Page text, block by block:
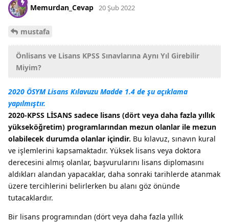
Memurdan_Cevap 20 Şub 2022
mustafa
Önlisans ve Lisans KPSS Sınavlarına Aynı Yıl Girebilir
Miyim?
2020 ÖSYM Lisans Kılavuzu Madde 1.4 de şu açıklama
yapılmıştır.
2020-KPSS LİSANS sadece lisans (dört veya daha fazla yıllık
yükseköğretim) programlarından mezun olanlar ile mezun
olabilecek durumda olanlar içindir. Bu kılavuz, sınavın kural
ve işlemlerini kapsamaktadır. Yüksek lisans veya doktora
derecesini almış olanlar, başvurularını lisans diplomasını
aldıkları alandan yapacaklar, daha sonraki tarihlerde atanmak
üzere tercihlerini belirlerken bu alanı göz önünde
tutacaklardır.
Bir lisans programından (dört veya daha fazla yıllık